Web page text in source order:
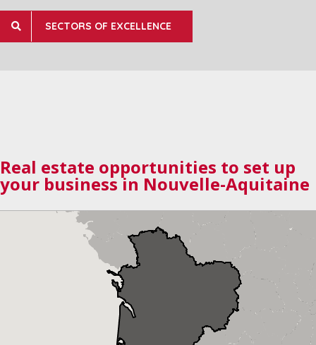
SECTORS OF EXCELLENCE
Real estate opportunities to set up
your business in Nouvelle-Aquitaine